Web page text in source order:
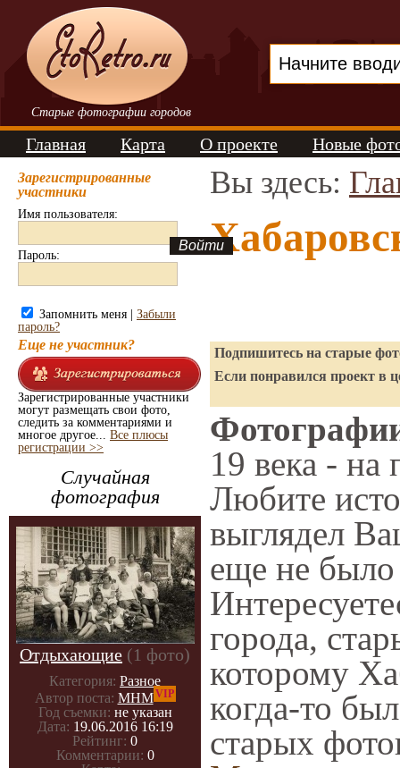
Старые фотографии городов
Главная Карта О проекте Новые
Зарегистрированные
участники
Имя пользователя:
Пароль:
Запомнить меня | Забыли
пароль?
Еще не участник?
Зарегистрированные участники
могут размещать свои фото,
следить за комментариями и
многое другое... Все плюсы
регистрации >>
Случайная
фотография
Отдыхающие (1 фото)
Категория: Разное
Автор поста: МНМVIP
Год съемки: не указан
Дата: 19.06.2016 16:19
Рейтинг: 0
Комментарии: 0
Вы здесь:
Подпишитесь на старые
Если понравился проект в
19 века - на
Любите
выглядел
еще не было
города,
которому
когда-то
старых